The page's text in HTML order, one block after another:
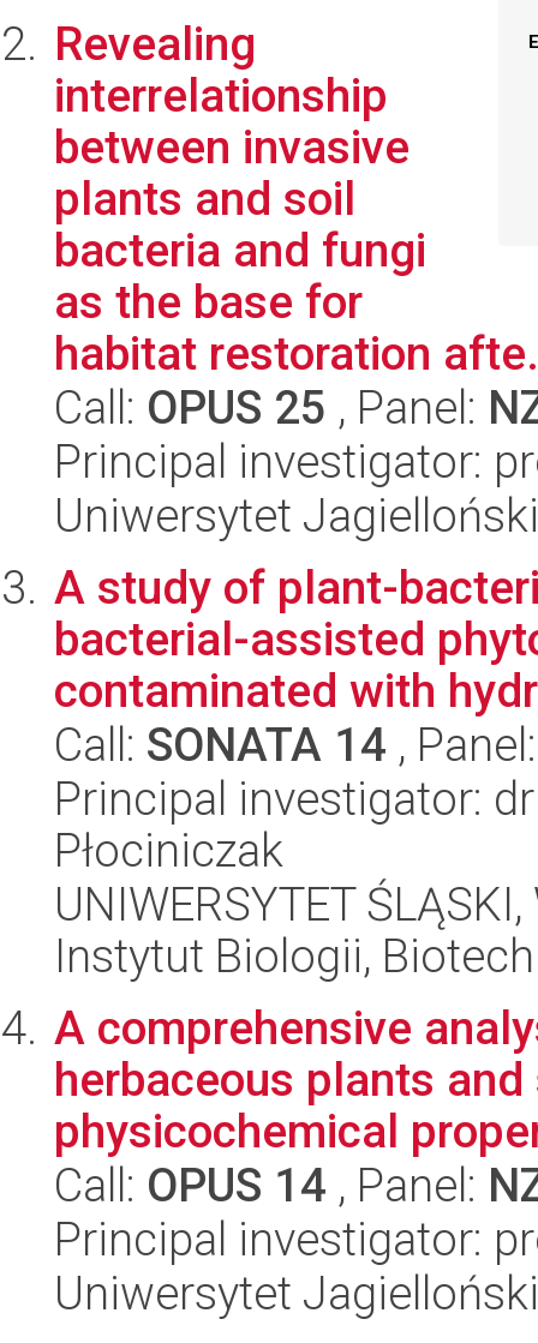
Revealing
interrelationship
between invasive
plants and soil
bacteria and fungi
as the base for
habitat restoration
Call: OPUS 25 , Panel:
Principal investigator:
Uniwersytet
A study of plant-
bacterial-assisted
contaminated with
Call: SONATA 14 ,
Principal investigator:
Płociniczak
UNIWERSYTET
Instytut Biologii,
A comprehensive
herbaceous plants
physicochemical
Call: OPUS 14 , Panel:
Principal investigator:
Uniwersytet